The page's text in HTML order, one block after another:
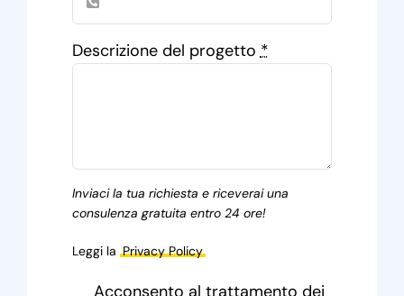
Descrizione del progetto*
Inviaci la tua richiesta e riceverai una
consulenza gratuita entro 24 ore!
Leggi la Privacy Policy